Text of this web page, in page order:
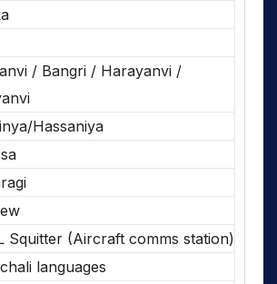
/ Bangri / Harayanvi /
Hassaniya
Squitter (Aircraft comms station)
languages